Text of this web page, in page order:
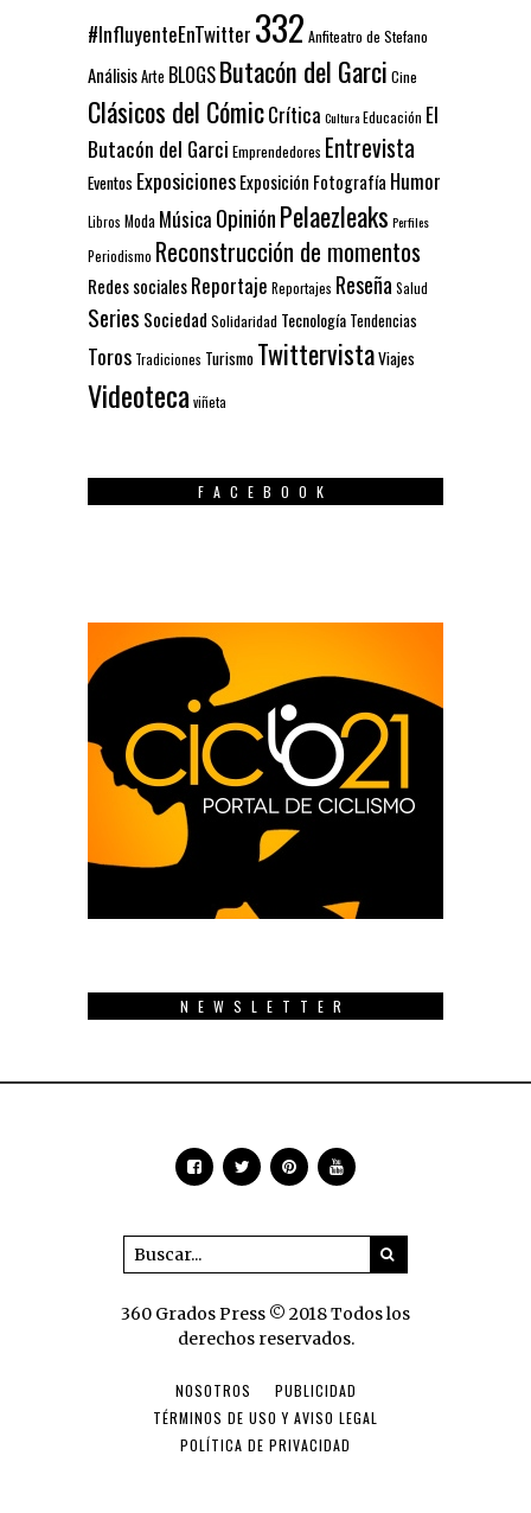
#InfluyenteEnTwitter 332 Anfiteatro de Stefano
AnálisisArte BLOGSButacón del Garci Cine
Clásicos del CómicCrítica CulturaEducación El
Butacón del Garci Emprendedores Entrevista
Eventos ExposicionesExposición Fotografía Humor
Libros Moda Música OpiniónPelaezleaks Perfiles
Periodismo Reconstrucción de momentos
Redes socialesReportaje Reportajes Reseña Salud
Series Sociedad Solidaridad Tecnología Tendencias
Toros Tradiciones Turismo TwittervistaViajes
Videoteca viñeta
FACEBOOK
NEWSLETTER
360 Grados Press © 2018 Todos los
derechos reservados.
NOSOTROS
PUBLICIDAD
TÉRMINOS DE USO Y AVISO LEGAL
POLÍTICA DE PRIVACIDAD